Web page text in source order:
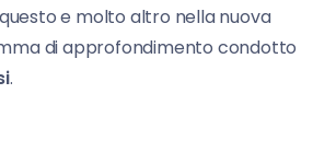
e molto altro nella nuova
di approfondimento condotto
.